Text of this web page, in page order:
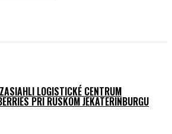
LOGISTICKÉ CENTRUM
PRI RUSKOM JEKATERINBURGU